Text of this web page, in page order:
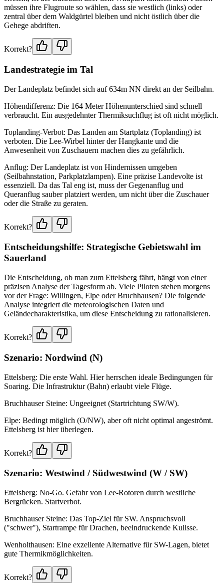
müssen ihre Flugroute so wählen, dass sie westlich (links) oder
zentral über dem Waldgürtel bleiben und nicht östlich über die
Gehege abdriften.
Korrekt?
Landestrategie im Tal
Der Landeplatz befindet sich auf 634m NN direkt an der Seilbahn.
Höhendifferenz: Die 164 Meter Höhenunterschied sind schnell
verbraucht. Ein ausgedehnter Thermiksuchflug ist oft nicht möglich.
Toplanding-Verbot: Das Landen am Startplatz (Toplanding) ist
verboten. Die Lee-Wirbel hinter der Hangkante und die
Anwesenheit von Zuschauern machen dies zu gefährlich.
Anflug: Der Landeplatz ist von Hindernissen umgeben
(Seilbahnstation, Parkplatzlampen). Eine präzise Landevolte ist
essenziell. Da das Tal eng ist, muss der Gegenanflug und
Queranflug sauber platziert werden, um nicht über die Zuschauer
oder die Straße zu geraten.
Korrekt?
Entscheidungshilfe: Strategische Gebietswahl im
Sauerland
Die Entscheidung, ob man zum Ettelsberg fährt, hängt von einer
präzisen Analyse der Tagesform ab. Viele Piloten stehen morgens
vor der Frage: Willingen, Elpe oder Bruchhausen? Die folgende
Analyse integriert die meteorologischen Daten und
Geländecharakteristika, um diese Entscheidung zu rationalisieren.
Korrekt?
Szenario: Nordwind (N)
Ettelsberg: Die erste Wahl. Hier herrschen ideale Bedingungen für
Soaring. Die Infrastruktur (Bahn) erlaubt viele Flüge.
Bruchhauser Steine: Ungeeignet (Startrichtung SW/W).
Elpe: Bedingt möglich (O/NW), aber oft nicht optimal angeströmt.
Ettelsberg ist hier überlegen.
Korrekt?
Szenario: Westwind / Südwestwind (W / SW)
Ettelsberg: No-Go. Gefahr von Lee-Rotoren durch westliche
Bergrücken. Startverbot.
Bruchhauser Steine: Das Top-Ziel für SW. Anspruchsvoll
("schwer"), Startrampe für Drachen, beeindruckende Kulisse.
Wenholthausen: Eine exzellente Alternative für SW-Lagen, bietet
gute Thermikmöglichkeiten.
Korrekt?